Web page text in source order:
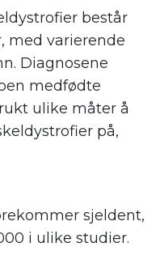
består
med varierende
Diagnosene
medfødte
ulike måter å
på,
sjeldent,
i ulike studier.